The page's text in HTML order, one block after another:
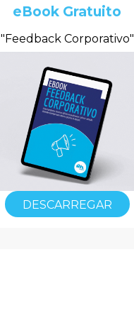
eBook Gratuito
"Feedback Corporativo"
DESCARREGAR